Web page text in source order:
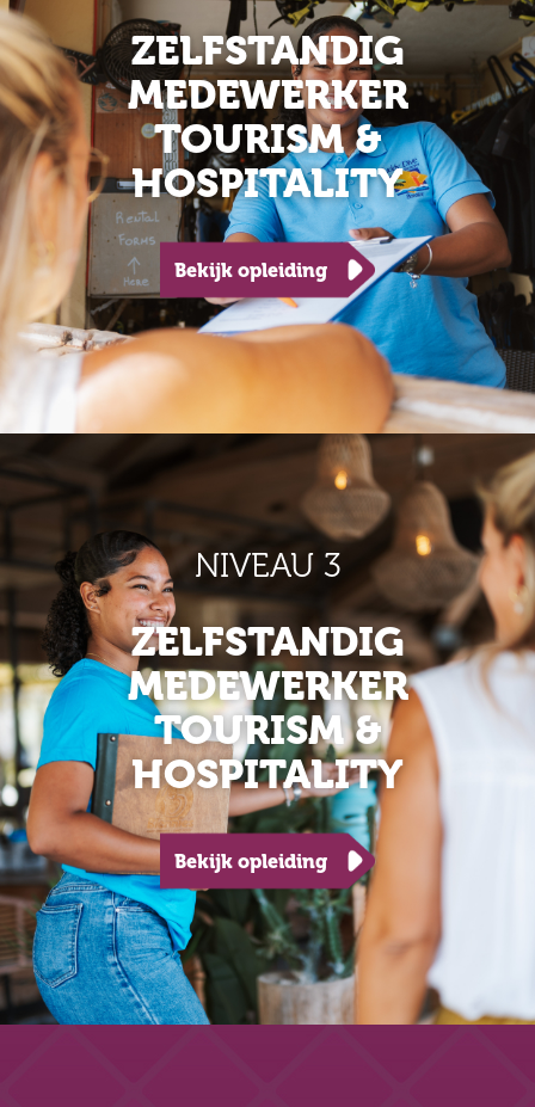
ZELFSTANDIG
MEDEWERKER
TOURISM &
HOSPITALITY
Bekijk opleiding
NIVEAU 3
ZELFSTANDIG
MEDEWERKER
TOURISM &
HOSPITALITY
Bekijk opleiding